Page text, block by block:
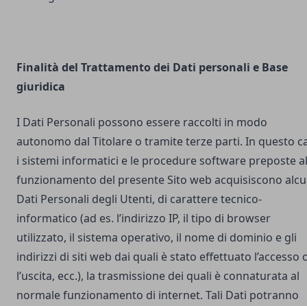
Finalità del Trattamento dei Dati personali e Base
giuridica
I Dati Personali possono essere raccolti in modo
autonomo dal Titolare o tramite terze parti. In questo
i sistemi informatici e le procedure software preposte al
funzionamento del presente Sito web acquisiscono
Dati Personali degli Utenti, di carattere tecnico-
informatico (ad es. l’indirizzo IP, il tipo di browser
utilizzato, il sistema operativo, il nome di dominio e gli
indirizzi di siti web dai quali è stato effettuato l’accesso
l’uscita, ecc.), la trasmissione dei quali è connaturata al
normale funzionamento di internet. Tali Dati potranno